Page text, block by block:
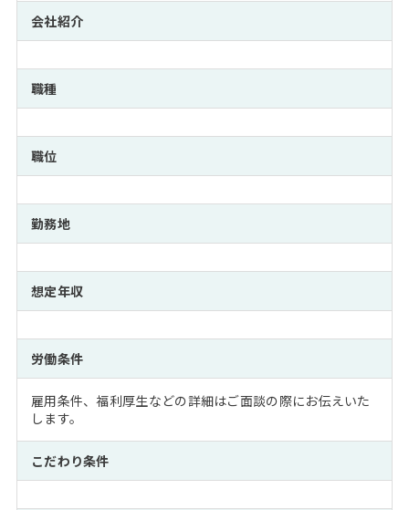
年齢と年収の相関図
会社紹介
職種
職位
勤務地
想定年収
労働条件
雇用条件、福利厚生などの詳細はご面談の際にお伝えいた
します。
こだわり条件